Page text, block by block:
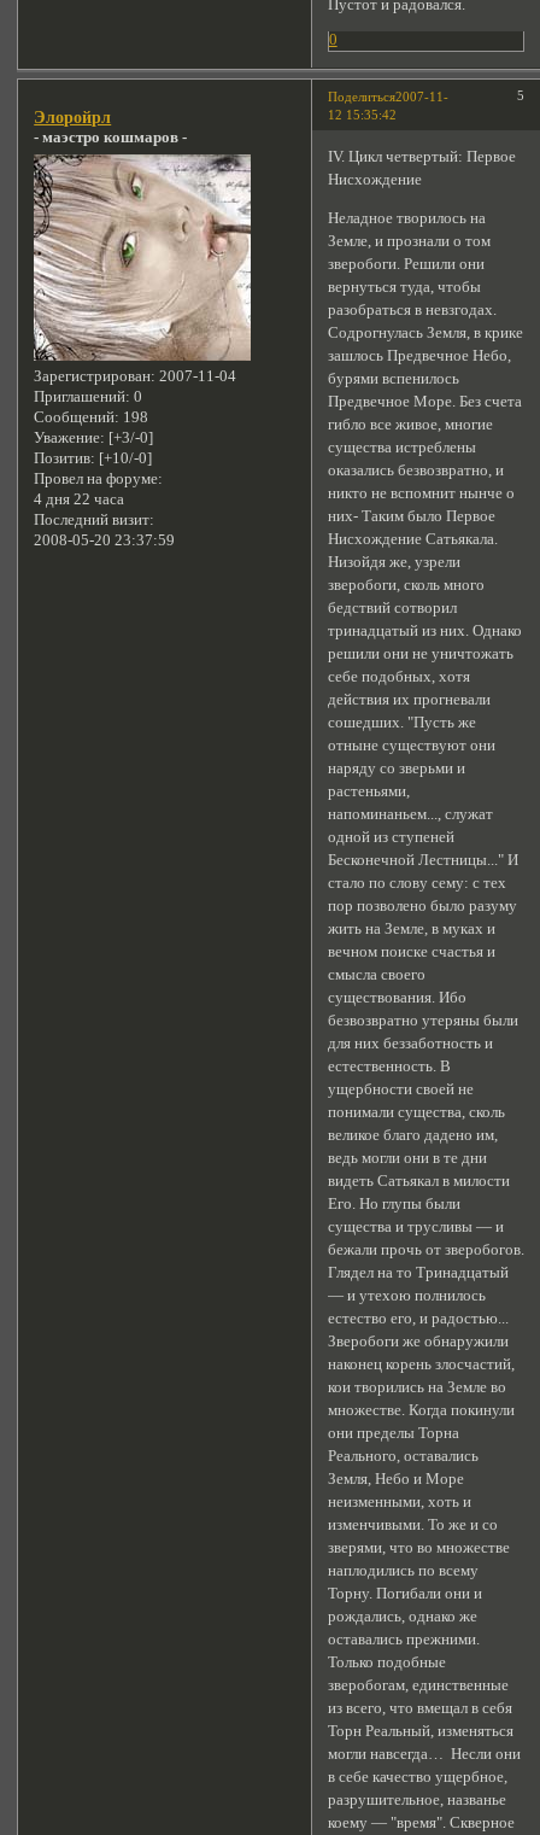
Пустот и радовался.
0
Поделиться 5
2007-11-
12 15:35:42
Элоройрл
- маэстро кошмаров -
Зарегистрирован: 2007-11-04
Приглашений: 0
Сообщений: 198
Уважение: [+3/-0]
Позитив: [+10/-0]
Провел на форуме:
4 дня 22 часа
Последний визит:
2008-05-20 23:37:59
ІV. Цикл четвертый: Первое
Нисхождение
Неладное творилось на
Земле, и прознали о том
зверобоги. Решили они
вернуться туда, чтобы
разобраться в невзгодах.
Содрогнулась Земля, в крике
зашлось Предвечное Небо,
бурями вспенилось
Предвечное Море. Без счета
гибло все живое, многие
существа истреблены
оказались безвозвратно, и
никто не вспомнит нынче о
них- Таким было Первое
Нисхождение Сатьякала.
Низойдя же, узрели
зверобоги, сколь много
бедствий сотворил
тринадцатый из них. Однако
решили они не уничтожать
себе подобных, хотя
действия их прогневали
сошедших. "Пусть же
отныне существуют они
наряду со зверьми и
растеньями,
напоминаньем..., служат
одной из ступеней
Бесконечной Лестницы..." И
стало по слову сему: с тех
пор позволено было разуму
жить на Земле, в муках и
вечном поиске счастья и
смысла своего
существования. Ибо
безвозвратно утеряны были
для них беззаботность и
естественность. В
ущербности своей не
понимали существа, сколь
великое благо дадено им,
ведь могли они в те дни
видеть Сатьякал в милости
Его. Но глупы были
существа и трусливы — и
бежали прочь от зверобогов.
Глядел на то Тринадцатый
— и утехою полнилось
естество его, и радостью...
Зверобоги же обнаружили
наконец корень злосчастий,
кои творились на Земле во
множестве. Когда покинули
они пределы Торна
Реального, оставались
Земля, Небо и Море
неизменными, хоть и
изменчивыми. То же и со
зверями, что во множестве
наплодились по всему
Торну. Погибали они и
рождались, однако же
оставались прежними.
Только подобные
зверобогам, единственные
из всего, что вмещал в себя
Торн Реальный, изменяться
могли навсегда… Несли они
в себе качество ущербное,
разрушительное, названье
коему — "время". Скверное